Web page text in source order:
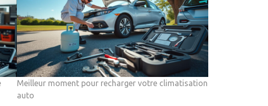
Meilleur moment pour recharger votre climatisation
auto